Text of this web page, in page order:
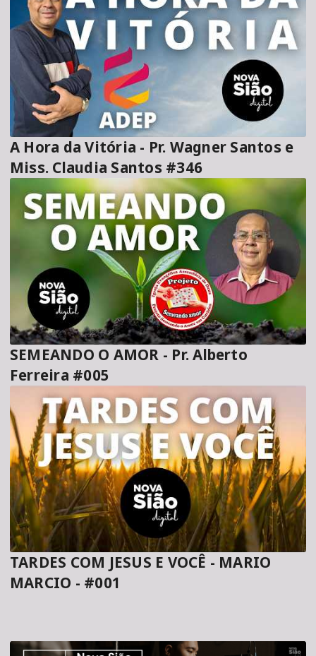
A Hora da Vitória - Pr. Wagner Santos e
Miss. Claudia Santos #346
SEMEANDO O AMOR - Pr. Alberto
Ferreira #005
TARDES COM JESUS E VOCÊ - MARIO
MARCIO - #001